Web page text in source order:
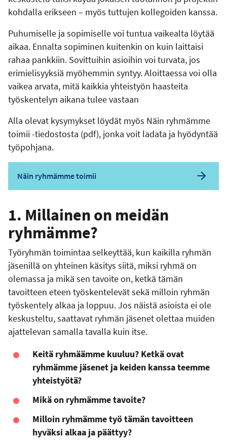
kohdalla erikseen – myös tuttujen kollegoiden kanssa.
Puhumiselle ja sopimiselle voi tuntua vaikealta löytää
aikaa. Ennalta sopiminen kuitenkin on kuin laittaisi
rahaa pankkiin. Sovittuihin asioihin voi turvata, jos
erimielisyyksiä myöhemmin syntyy. Aloittaessa voi olla
vaikea arvata, mitä kaikkia yhteistyön haasteita
työskentelyn aikana tulee vastaan
Alla olevat kysymykset löydät myös Näin ryhmämme
toimii -tiedostosta (pdf), jonka voit ladata ja hyödyntää
työpohjana.
Näin ryhmämme toimii
1. Millainen on meidän
ryhmämme?
Työryhmän toimintaa selkeyttää, kun kaikilla ryhmän
jäsenillä on yhteinen käsitys siitä, miksi ryhmä on
olemassa ja mikä sen tavoite on, ketkä tämän
tavoitteen eteen työskentelevät sekä milloin ryhmän
työskentely alkaa ja loppuu. Jos näistä asioista ei ole
keskusteltu, saattavat ryhmän jäsenet olettaa muiden
ajattelevan samalla tavalla kuin itse.
Keitä ryhmäämme kuuluu? Ketkä ovat
ryhmämme jäsenet ja keiden kanssa teemme
yhteistyötä?
Mikä on ryhmämme tavoite?
Milloin ryhmämme työ tämän tavoitteen
hyväksi alkaa ja päättyy?